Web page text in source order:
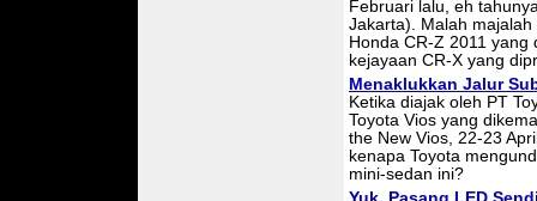
Februari lalu, eh
Jakarta). Malah
Honda CR-Z 2011
kejayaan CR-X yang
Menaklukkan Jalur
Ketika diajak oleh PT
Toyota Vios yang
the New Vios, 22-23
kenapa Toyota
mini-sedan ini?